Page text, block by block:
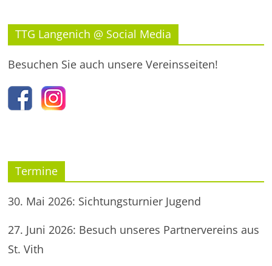
TTG Langenich @ Social Media
Besuchen Sie auch unsere Vereinsseiten!
Termine
30. Mai 2026: Sichtungsturnier Jugend
27. Juni 2026: Besuch unseres Partnervereins aus
St. Vith